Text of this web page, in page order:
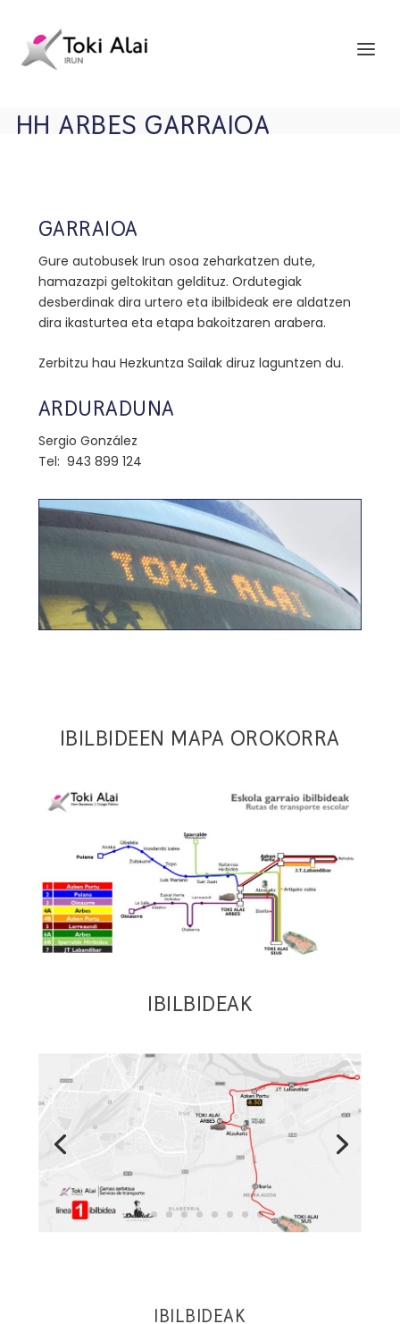
HH ARBES GARRAIOA
GARRAIOA
Gure autobusek Irun osoa zeharkatzen dute,
hamazazpi geltokitan geldituz. Ordutegiak
desberdinak dira urtero eta ibilbideak ere aldatzen
dira ikasturtea eta etapa bakoitzaren arabera.
Zerbitzu hau Hezkuntza Sailak diruz laguntzen du.
ARDURADUNA
Sergio González
Tel: 943 899 124
IBILBIDEEN MAPA OROKORRA
IBILBIDEAK
IBILBIDEAK